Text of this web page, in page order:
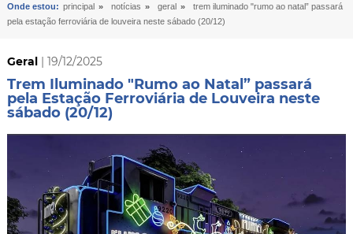
Onde estou: principal » notícias » geral »
trem iluminado "rumo ao natal” passará
pela estação ferroviária de louveira neste sábado (20/12)
Geral| 19/12/2025
Trem Iluminado "Rumo ao Natal” passará
pela Estação Ferroviária de Louveira neste
sábado (20/12)